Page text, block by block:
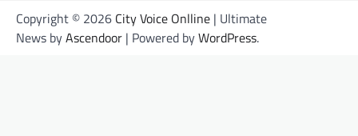
Copyright © 2026 City Voice Onlline | Ultimate
News byAscendoor | Powered byWordPress.